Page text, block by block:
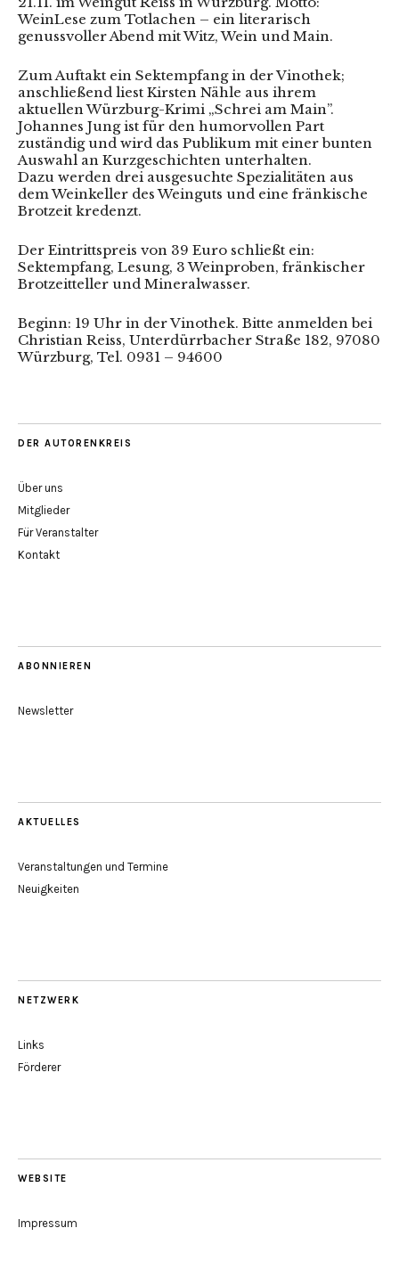
WeinLese zum Totlachen – ein literarisch
genussvoller Abend mit Witz, Wein und Main.
Zum Auftakt ein Sektempfang in der Vinothek;
anschließend liest Kirsten Nähle aus ihrem
aktuellen Würzburg-Krimi „Schrei am Main”.
Johannes Jung ist für den humorvollen Part
zuständig und wird das Publikum mit einer bunten
Auswahl an Kurzgeschichten unterhalten.
Dazu werden drei ausgesuchte Spezialitäten aus
dem Weinkeller des Weinguts und eine fränkische
Brotzeit kredenzt.
Der Eintrittspreis von 39 Euro schließt ein:
Sektempfang, Lesung, 3 Weinproben, fränkischer
Brotzeitteller und Mineralwasser.
Beginn: 19 Uhr in der Vinothek. Bitte anmelden bei
Christian Reiss, Unterdürrbacher Straße 182, 97080
Würzburg, Tel. 0931 – 94600
DER AUTORENKREIS
Über uns
Mitglieder
Für Veranstalter
Kontakt
ABONNIEREN
Newsletter
AKTUELLES
Veranstaltungen und Termine
Neuigkeiten
NETZWERK
Links
Förderer
WEBSITE
Impressum